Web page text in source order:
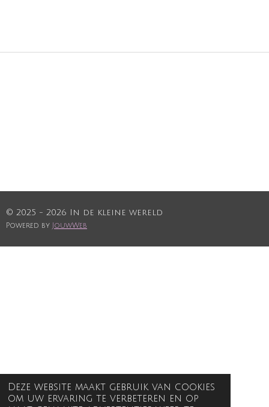
Deze website maakt gebruik van cookies
om uw ervaring te verbeteren en op
© 2025 - 2026 In de kleine wereld
Powered by JouwWeb